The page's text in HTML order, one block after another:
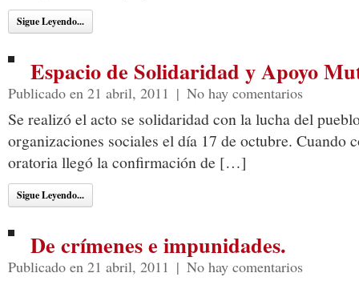
Sigue Leyendo...
Espacio de Solidaridad y Apoyo
Publicado en 21 abril, 2011 | No hay comentarios
Se realizó el acto se solidaridad con la lucha del
organizaciones sociales el día 17 de octubre. Cuando
oratoria llegó la confirmación de […]
Sigue Leyendo...
De crímenes e impunidades.
Publicado en 21 abril, 2011 | No hay comentarios